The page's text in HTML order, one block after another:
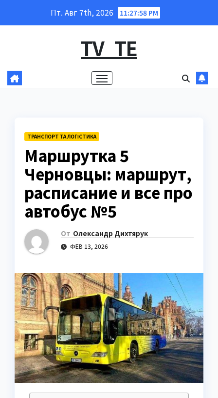
Пт. Авг 7th, 2026 11:27:58 PM
TV_TE
ТРАНСПОРТ ТА ЛОГІСТИКА
Маршрутка 5
Черновцы: маршрут,
расписание и все про
автобус №5
От Олександр Дихтярук
ФЕВ 13, 2026